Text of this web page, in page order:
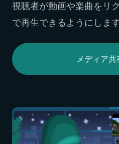
視聴者が動画や楽曲をリ
で再生できるようにします
メディア